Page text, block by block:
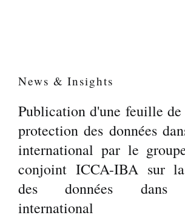
News & Insights
Publication d'une feuille
protection des données
international par le
conjoint ICCA-IBA sur
des données dans
international